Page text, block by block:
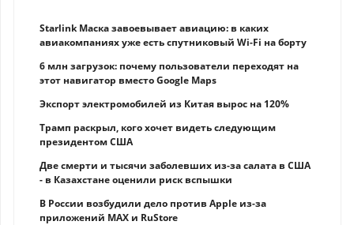
Starlink Маска завоевывает авиацию: в каких
авиакомпаниях уже есть спутниковый Wi-Fi на борту
6 млн загрузок: почему пользователи переходят на
этот навигатор вместо Google Maps
Экспорт электромобилей из Китая вырос на 120%
Трамп раскрыл, кого хочет видеть следующим
президентом США
Две смерти и тысячи заболевших из-за салата в США
- в Казахстане оценили риск вспышки
В России возбудили дело против Apple из-за
приложений MAX и RuStore